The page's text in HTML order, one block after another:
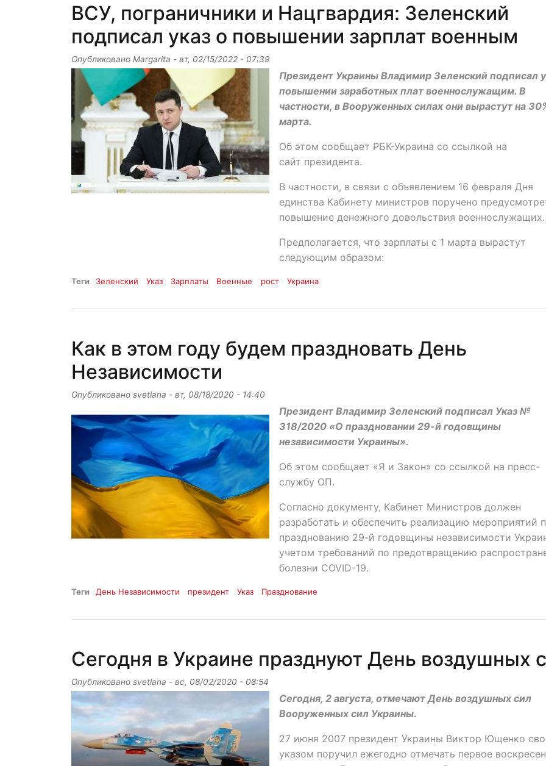
ВСУ, пограничники и Нацгвардия: Зеленский
подписал указ о повышении зарплат военным
Опубликовано Margarita - вт, 02/15/2022 - 07:39
Президент Украины Владимир Зеленский подписал
повышении заработных плат военнослужащим. В
частности, в Вооруженных силах они вырастут на
марта.
Об этом сообщает РБК-Украина со ссылкой на
сайт президента.
В частности, в связи с объявлением 16 февраля Дня
единства Кабинету министров поручено
повышение денежного довольствия военнослужащих.
Предполагается, что зарплаты с 1 марта вырастут
следующим образом:
Теги Зеленский Указ Зарплаты Военные рост Украина
Как в этом году будем праздновать День
Независимости
Опубликовано svetlana - вт, 08/18/2020 - 14:40
Президент Владимир Зеленский подписал Указ №
318/2020 «О праздновании 29-й годовщины
независимости Украины».
Об этом сообщает «Я и Закон» со ссылкой на пресс-
службу ОП.
Согласно документу, Кабинет Министров должен
разработать и обеспечить реализацию мероприятий
празднованию 29-й годовщины независимости
учетом требований по предотвращению
болезни COVID-19.
Теги День Независимости президент Указ Празднование
Сегодня в Украине празднуют День воздушных
Опубликовано svetlana - вс, 08/02/2020 - 08:54
Сегодня, 2 августа, отмечают День воздушных сил
Вооруженных сил Украины.
27 июня 2007 президент Украины Виктор Ющенко
указом поручил ежегодно отмечать первое